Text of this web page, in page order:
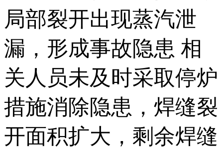
局部裂开出现蒸汽泄
漏，形成事故隐患 相
关人员未及时采取停炉
措施消除隐患，焊缝裂
开面积扩大，剩余焊缝